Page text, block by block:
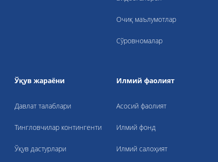
Очиқ маълумотлар
Сўровномалар
Ўқув жараёни
Давлат талаблари
Тингловчилар контингенти
Ўқув дастурлари
Илмий фаолият
Асосий фаолият
Илмий фонд
Илмий салоҳият